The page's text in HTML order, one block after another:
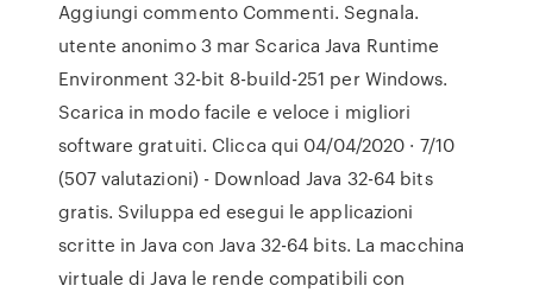
Aggiungi commento Commenti. Segnala.
utente anonimo 3 mar Scarica Java Runtime
Environment 32-bit 8-build-251 per Windows.
Scarica in modo facile e veloce i migliori
software gratuiti. Clicca qui 04/04/2020 · 7/10
(507 valutazioni) - Download Java 32-64 bits
gratis. Sviluppa ed esegui le applicazioni
scritte in Java con Java 32-64 bits. La macchina
virtuale di Java le rende compatibili con